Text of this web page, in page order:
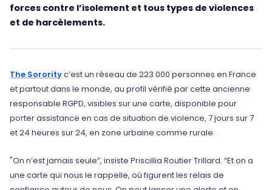
forces contre l’isolement et tous types de violences
et de harcèlements.
The Sororityc’est un réseau de 223 000 personnes en France
et partout dans le monde, au profil vérifié par cette ancienne
responsable RGPD, visibles sur une carte, disponible pour
porter assistance en cas de situation de violence, 7 jours sur 7
et 24 heures sur 24, en zone urbaine comme rurale.
"On n’est jamais seule”, insiste Priscillia Routier Trillard. “Et on a
une carte qui nous le rappelle, où figurent les relais de